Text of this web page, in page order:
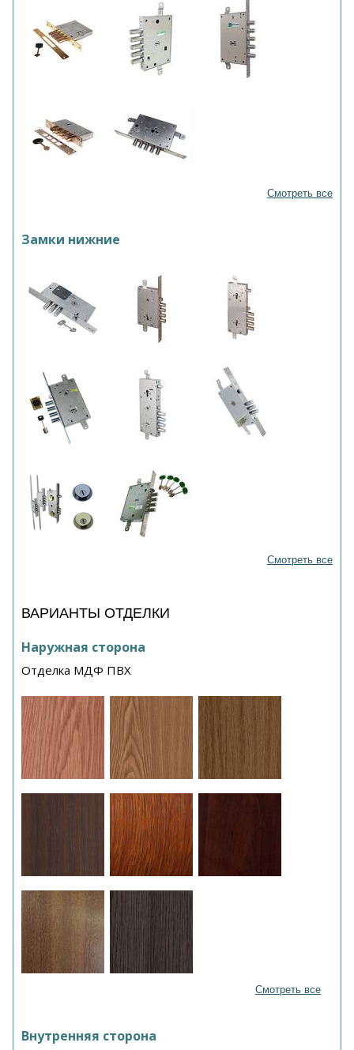
Смотреть все
Замки нижние
Смотреть все
ВАРИАНТЫ ОТДЕЛКИ
Наружная сторона
Отделка МДФ ПВХ
Смотреть все
Внутренняя сторона